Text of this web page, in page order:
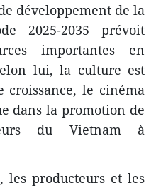
développement de la
2025-2035 prévoit
importantes en
lui, la culture est
croissance, le cinéma
dans la promotion de
du Vietnam à
les producteurs et les